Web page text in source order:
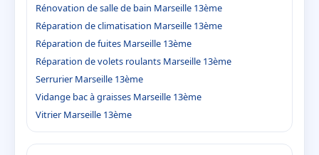
Rénovation de salle de bain Marseille 13ème
Réparation de climatisation Marseille 13ème
Réparation de fuites Marseille 13ème
Réparation de volets roulants Marseille 13ème
Serrurier Marseille 13ème
Vidange bac à graisses Marseille 13ème
Vitrier Marseille 13ème